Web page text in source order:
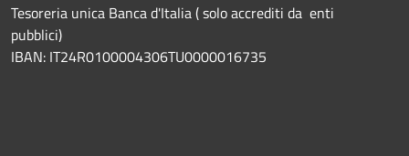
Tesoreria unica Banca d'Italia ( solo accrediti da enti
pubblici)
IBAN: IT24R0100004306TU0000016735